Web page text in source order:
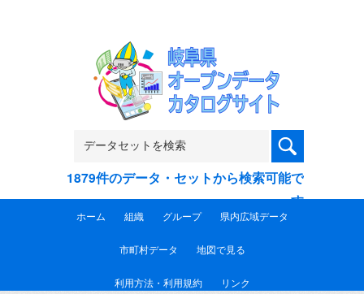
1879件のデータ・セットから検索可能で
す
ホーム 組織 グループ 県内広域データ
市町村データ 地図で見る
利用方法・利用規約 リンク